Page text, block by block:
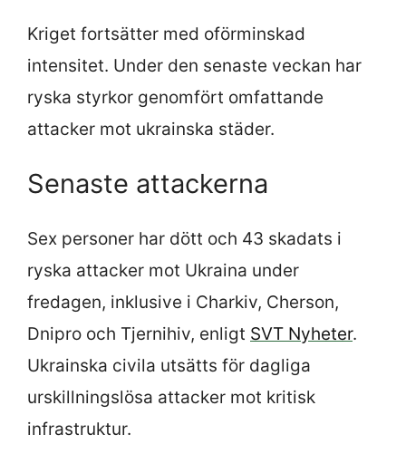
Kriget fortsätter med oförminskad
intensitet. Under den senaste veckan har
ryska styrkor genomfört omfattande
attacker mot ukrainska städer.
Senaste attackerna
Sex personer har dött och 43 skadats i
ryska attacker mot Ukraina under
fredagen, inklusive i Charkiv, Cherson,
Dnipro och Tjernihiv, enligt SVT Nyheter.
Ukrainska civila utsätts för dagliga
urskillningslösa attacker mot kritisk
infrastruktur.